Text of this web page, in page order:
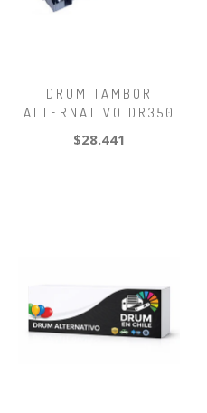
DRUM TAMBOR
ALTERNATIVO DR350
$28.441